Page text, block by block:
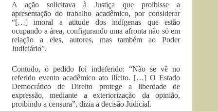
A ação solicitava à Justiça que proibisse a
apresentação do trabalho acadêmico, por considerar
“[…] imoral a atitude dos indígenas que estão
ocupando a área, configurando uma afronta não só em
relação a eles, autores, mas também ao Poder
Judiciário”.
Contudo, o pedido foi indeferido: “Não se vê no
referido evento acadêmico ato ilícito. […] O Estado
Democrático de Direito protege a liberdade de
expressão, mediante a exteriorização da opinião,
proibindo a censura”, dizia a decisão Judicial.